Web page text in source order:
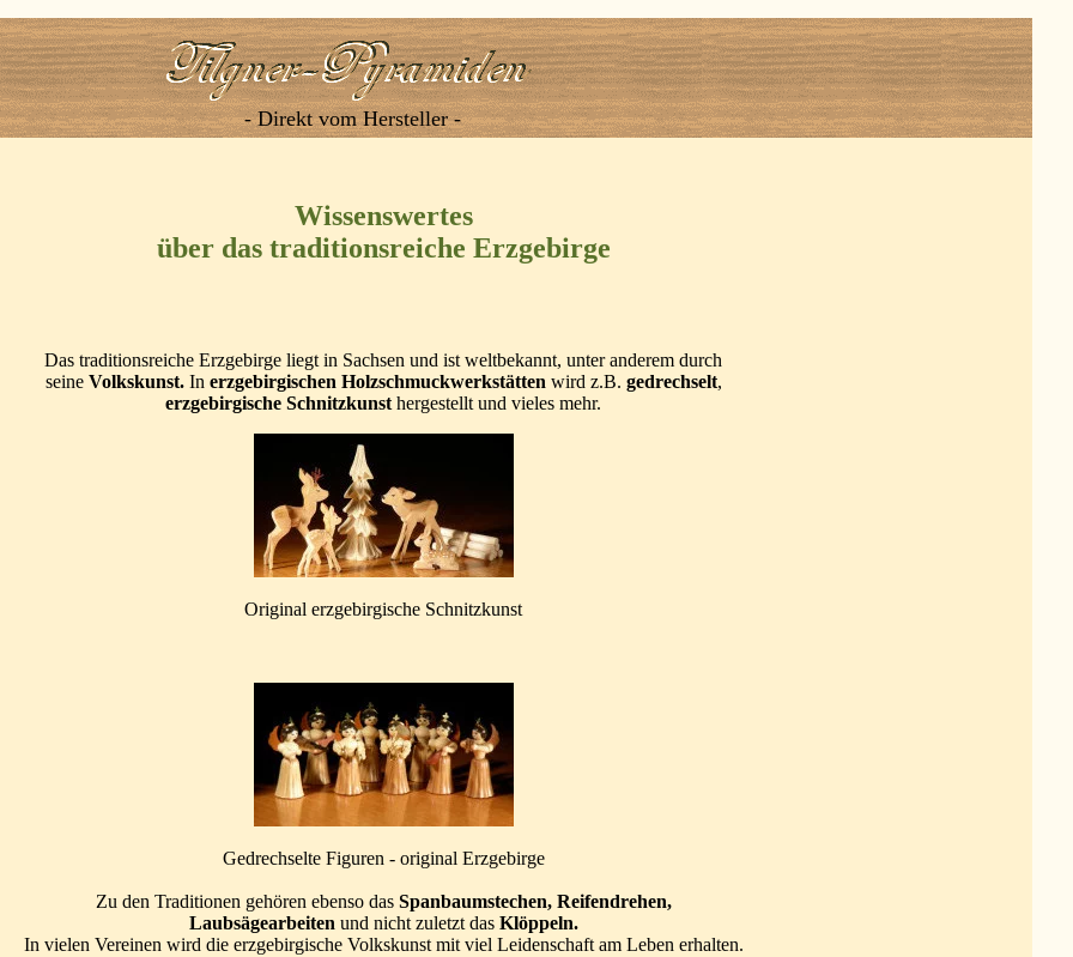
- Direkt vom Hersteller -
Wissenswertes
über das traditionsreiche Erzgebirge
Das traditionsreiche Erzgebirge liegt in Sachsen und ist weltbekannt, unter anderem durch
seine Volkskunst.In erzgebirgischen Holzschmuckwerkstätten wird z.B. gedrechselt,
erzgebirgische Schnitzkunst hergestellt und vieles mehr.
Original erzgebirgische Schnitzkunst
Gedrechselte Figuren - original Erzgebirge
Zu den Traditionen gehören ebenso das Spanbaumstechen, Reifendrehen,
Laubsägearbeiten und nicht zuletzt das Klöppeln.
In vielen Vereinen wird die erzgebirgische Volkskunst mit viel Leidenschaft am Leben erhalten.